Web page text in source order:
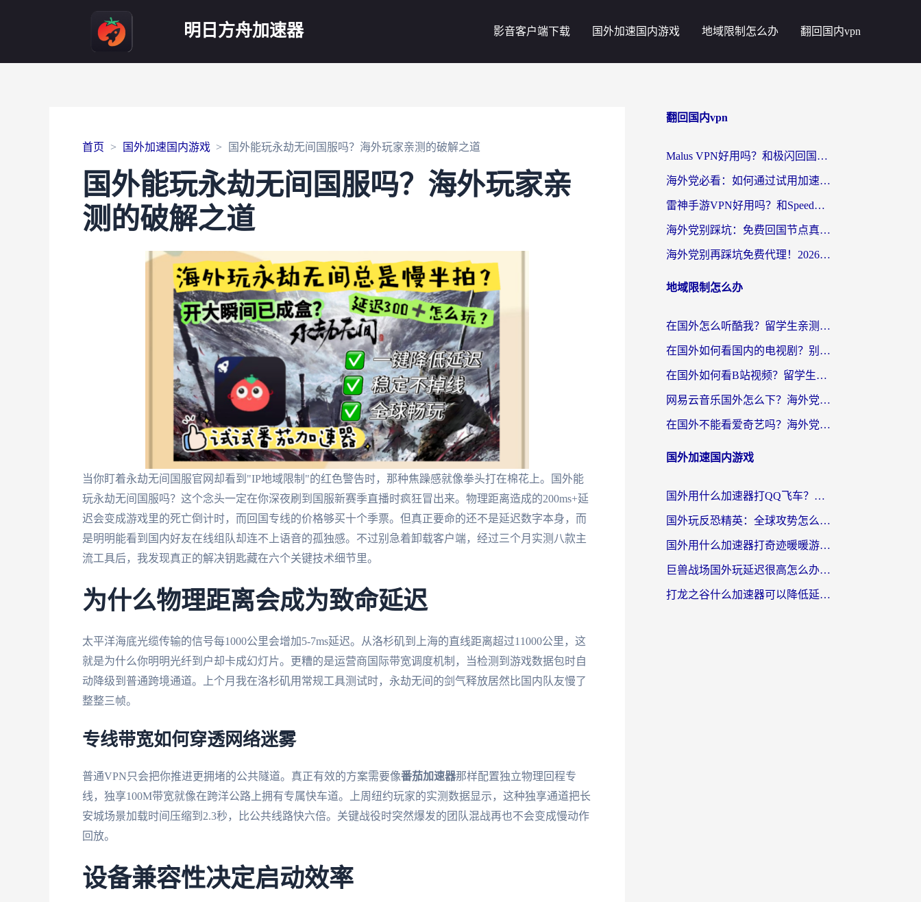
明日方舟加速器 影音客户端下载 国外加速国内游戏 地域限制怎么办 翻回国内vpn
首页 国外加速国内游戏 国外能玩永劫无间国服吗？海外玩家亲测的破解之道
国外能玩永劫无间国服吗？海外玩家亲
测的破解之道
当你盯着永劫无间国服官网却看到"IP地域限制"的红色警告时，那种焦躁感就像拳头打在棉花上。国外能
玩永劫无间国服吗？这个念头一定在你深夜刷到国服新赛季直播时疯狂冒出来。物理距离造成的200ms+延
迟会变成游戏里的死亡倒计时，而回国专线的价格够买十个季票。但真正要命的还不是延迟数字本身，而
是明明能看到国内好友在线组队却连不上语音的孤独感。不过别急着卸载客户端，经过三个月实测八款主
流工具后，我发现真正的解决钥匙藏在六个关键技术细节里。
为什么物理距离会成为致命延迟
太平洋海底光缆传输的信号每1000公里会增加5-7ms延迟。从洛杉矶到上海的直线距离超过11000公里，这
就是为什么你明明光纤到户却卡成幻灯片。更糟的是运营商国际带宽调度机制，当检测到游戏数据包时自
动降级到普通跨境通道。上个月我在洛杉矶用常规工具测试时，永劫无间的剑气释放居然比国内队友慢了
整整三帧。
专线带宽如何穿透网络迷雾
普通VPN只会把你推进更拥堵的公共隧道。真正有效的方案需要像番茄加速器那样配置独立物理回程专
线，独享100M带宽就像在跨洋公路上拥有专属快车道。上周纽约玩家的实测数据显示，这种独享通道把长
安城场景加载时间压缩到2.3秒，比公共线路快六倍。关键战役时突然爆发的团队混战再也不会变成慢动作
回放。
设备兼容性决定启动效率
翻回国内vpn
Malus VPN好用吗？和极闪回国VPN对比哪个回国效果更好？海外党亲测3款加速器+避坑指南
海外党必看：如何通过试用加速器解决国内APP地区限制？附2026最新对比测评
雷神手游VPN好用吗？和SpeedCN VPN对比哪个回国效果更好？海外党亲测3款加速器+避坑指南
海外党别踩坑：免费回国节点真的靠谱吗？教你选对加速器无缝访问国内资源
海外党别再踩坑免费代理！2026回国加速器全攻略：从选线到避坑，无缝访问国内资源
地域限制怎么办
在国外怎么听酷我？留学生亲测：用对加速器就能畅听国内音乐听书
在国外如何看国内的电视剧？别让地域限制成为追剧路上的绊脚石
在国外如何看B站视频？留学生亲测有效的回国加速器选择指南
网易云音乐国外怎么下？海外党亲测有效的回国加速器指南
在国外不能看爱奇艺吗？海外党追剧必看的回国加速器选择指南
国外加速国内游戏
国外用什么加速器打QQ飞车？海外党亲测有效的国服游戏加速指南
国外玩反恐精英：全球攻势怎么不卡？老玩家亲测的加速器选择指南
国外用什么加速器打奇迹暖暖游戏？海外党国服手游畅玩全攻略（附3款热门游戏实测）
巨兽战场国外玩延迟很高怎么办？海外党亲测的国服游戏加速解决方案
打龙之谷什么加速器可以降低延迟？海外玩家亲测有效的国服加速指南